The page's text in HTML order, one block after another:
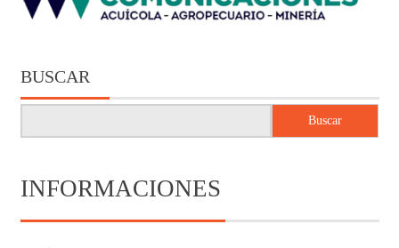
BUSCAR
Buscar
INFORMACIONES